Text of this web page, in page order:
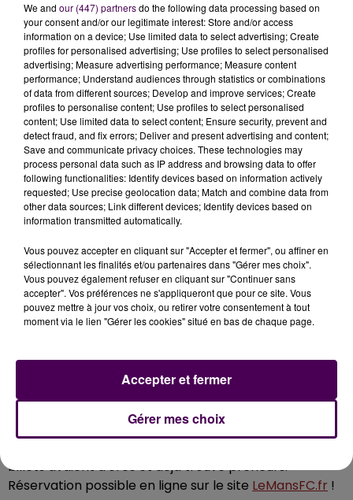
Marvingt sur cette première journée,face à un
candidat à l'accession en Première Ligue... J'attends
de mes joueuses qu'elles soient actrices, qu'elles
soient capables d'imposer leur patte et leur style
tout de suite, et dans les moments où forcément il y
aura des temps faibles, qu'elles restent rigoureuses,
solidaires pour, derrière, faire le plus mal possible à
Marseille sur les phases offensives".
Ecoutez le reportage de Manon Foucault :
AU MOINS 4 000 BILLETS VENDUS
engouement, il reste toujours des places en vente
pour s'installer sur les fauteuils de l'arène mancelle :
tarif normal est fixé à 6 euros , c'est gratuit pour les
abonnés au club et les spectateurs de moins de 13
billets avaient d'ores et déjà trouvé preneurs.
Réservation possible en ligne sur le site LeMansFC.fr !
We and our (447) partnersdo the following data processing based on
your consent and/or our legitimate interest: Store and/or access
information on a device; Use limited data to select advertising; Create
profiles for personalised advertising; Use profiles to select personalised
advertising; Measure advertising performance; Measure content
performance; Understand audiences through statistics or combinations
of data from different sources; Develop and improve services; Create
profiles to personalise content; Use profiles to select personalised
content; Use limited data to select content; Ensure security, prevent and
detect fraud, and fix errors; Deliver and present advertising and content;
Save and communicate privacy choices. These technologies may
process personal data such as IP address and browsing data to offer
following functionalities: Identify devices based on information actively
requested; Use precise geolocation data; Match and combine data from
other data sources; Link different devices; Identify devices based on
information transmitted automatically.
Vous pouvez accepter en cliquant sur "Accepter et fermer", ou affiner en
sélectionnant les finalités et/ou partenaires dans "Gérer mes choix".
Vous pouvez également refuser en cliquant sur "Continuer sans
accepter". Vos préférences ne s'appliqueront que pour ce site. Vous
pouvez mettre à jour vos choix, ou retirer votre consentement à tout
moment via le lien "Gérer les cookies" situé en bas de chaque page.
Gérer mes choix
Accepter et fermer